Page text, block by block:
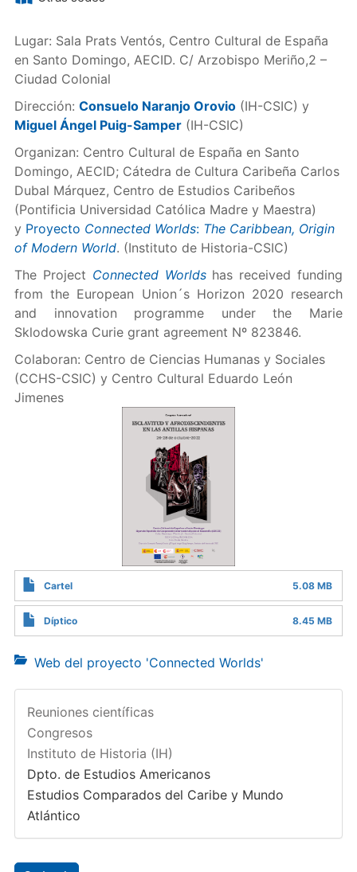
Lugar: Sala Prats Ventós, Centro Cultural de España
en Santo Domingo, AECID. C/ Arzobispo Meriño,2 –
Ciudad Colonial
Dirección: Consuelo Naranjo Orovio(IH-CSIC) y
Miguel Ángel Puig-Samper(IH-CSIC)
Organizan: Centro Cultural de España en Santo
Domingo, AECID; Cátedra de Cultura Caribeña Carlos
Dubal Márquez, Centro de Estudios Caribeños
(Pontificia Universidad Católica Madre y Maestra)
y Proyecto Connected Worlds: The Caribbean, Origin
of Modern World. (Instituto de Historia-CSIC)
The Project Connected Worldshas received funding
from the European Union´s Horizon 2020 research
and innovation programme under the Marie
Sklodowska Curie grant agreement Nº 823846.
Colaboran: Centro de Ciencias Humanas y Sociales
(CCHS-CSIC) y Centro Cultural Eduardo León
Jimenes
Cartel 5.08 MB
Díptico 8.45 MB
Web del proyecto 'Connected Worlds'
Reuniones científicas
Congresos
Instituto de Historia (IH)
Dpto. de Estudios Americanos
Estudios Comparados del Caribe y Mundo
Atlántico